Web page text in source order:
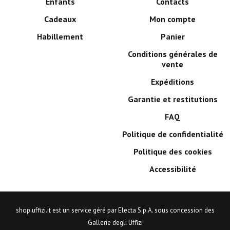
Cadeaux
Habillement
Mon compte
Panier
Conditions générales de
vente
Expéditions
Garantie et restitutions
FAQ
Politique de confidentialité
Politique des cookies
Accessibilité
shop.uffizi.it est un service géré par Electa S.p.A. sous concession des
Gallerie degli Uffizi